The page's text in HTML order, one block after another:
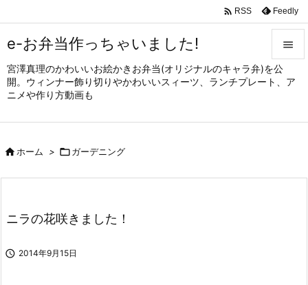
e-お弁当作っちゃいました!
宮澤真理のかわいいお絵かきお弁当(オリジナルのキャラ弁)を公
開。ウィンナー飾り切りやかわいいスィーツ、ランチプレート、ア
ニメや作り方動画も


メニュ
サイド

 RSS Feedly
ホーム > ガーデニング
ニラの花咲きました！
 2014年9月15日